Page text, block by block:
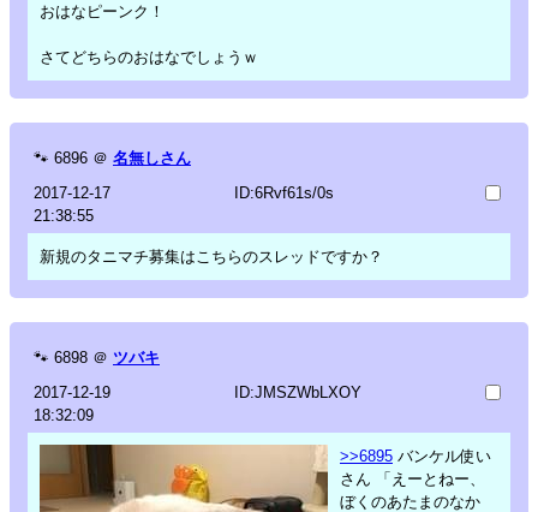
おはなピーンク！
さてどちらのおはなでしょうｗ
🐾 6896 ＠ 名無しさん
2017-12-17
21:38:55
ID:6Rvf61s/0s
新規のタニマチ募集はこちらのスレッドですか？
🐾 6898 ＠ ツバキ
2017-12-19
18:32:09
ID:JMSZWbLXOY
>>6895 バンケル使い
さん 「えーとねー、
ぼくのあたまのなか